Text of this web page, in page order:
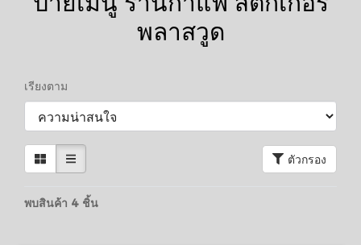
พลาสวูด
เรียงตาม
ตัวกรอง
พบสินค้า 4 ชิ้น